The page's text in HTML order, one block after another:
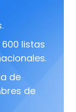
listas
de
de